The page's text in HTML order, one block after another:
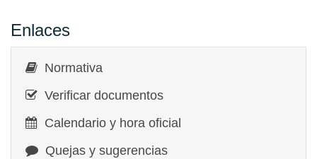
Enlaces
Normativa
Verificar documentos
Calendario y hora oficial
Quejas y sugerencias